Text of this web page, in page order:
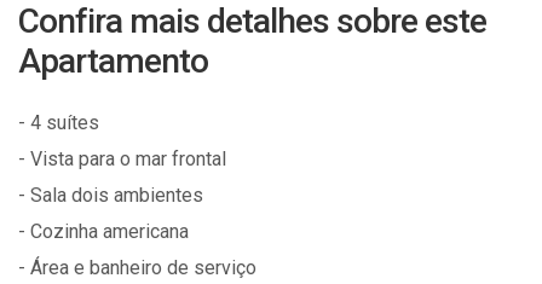
Confira mais detalhes sobre este
Apartamento
- 4 suítes
- Vista para o mar frontal
- Sala dois ambientes
- Cozinha americana
- Área e banheiro de serviço